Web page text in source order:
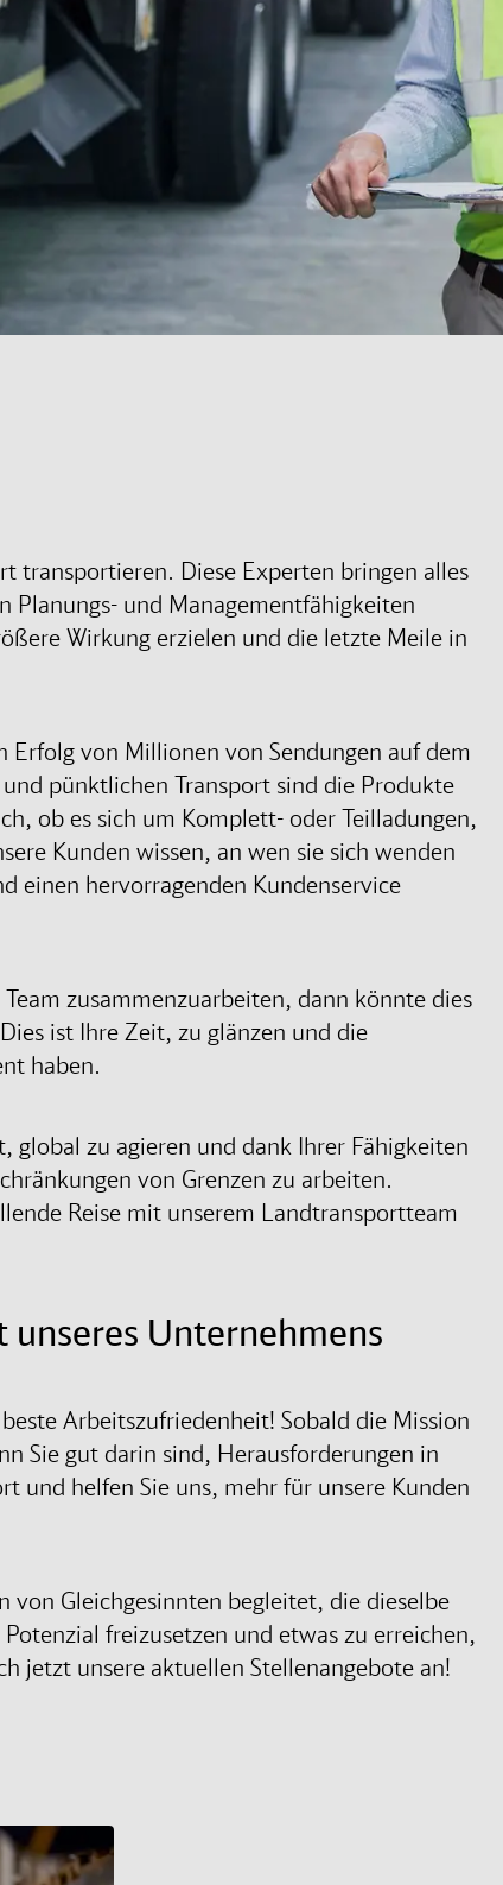
transportieren. Diese Experten bringen alles
Planungs- und Managementfähigkeiten
Wirkung erzielen und die letzte Meile in
von Millionen von Sendungen auf dem
pünktlichen Transport sind die Produkte
ob es sich um Komplett- oder Teilladungen,
Kunden wissen, an wen sie sich wenden
einen hervorragenden Kundenservice
zusammenzuarbeiten, dann könnte dies
ist Ihre Zeit, zu glänzen und die
haben.
global zu agieren und dank Ihrer Fähigkeiten
von Grenzen zu arbeiten.
Reise mit unserem Landtransportteam
unseres Unternehmens
Arbeitszufriedenheit! Sobald die Mission
Sie gut darin sind, Herausforderungen in
und helfen Sie uns, mehr für unsere Kunden
von Gleichgesinnten begleitet, die dieselbe
freizusetzen und etwas zu erreichen,
jetzt unsere aktuellen Stellenangebote an!